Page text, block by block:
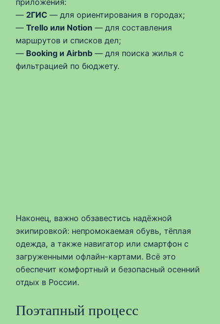
приложения:
— 2ГИС — для ориентирования в городах;
— Trello или Notion — для составления
маршрутов и списков дел;
— Booking и Airbnb — для поиска жилья с
фильтрацией по бюджету.
Наконец, важно обзавестись надёжной
экипировкой: непромокаемая обувь, тёплая
одежда, а также навигатор или смартфон с
загруженными офлайн-картами. Всё это
обеспечит комфортный и безопасный осенний
отдых в России.
Поэтапный процесс